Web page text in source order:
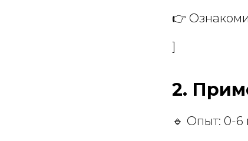
👉
]
2.
🔹 Опыт: 0-6